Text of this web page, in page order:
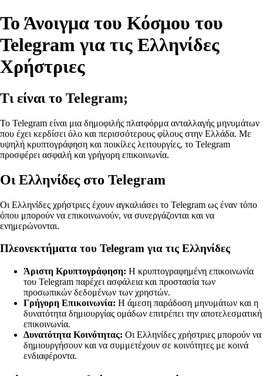
Το Άνοιγμα του Κόσμου του
Telegram για τις Ελληνίδες
Χρήστριες
Τι είναι το Telegram;
Το Telegram είναι μια δημοφιλής πλατφόρμα ανταλλαγής μηνυμάτων
που έχει κερδίσει όλο και περισσότερους φίλους στην Ελλάδα. Με
υψηλή κρυπτογράφηση και ποικίλες λειτουργίες, το Telegram
προσφέρει ασφαλή και γρήγορη επικοινωνία.
Οι Ελληνίδες στο Telegram
Οι Ελληνίδες χρήστριες έχουν αγκαλιάσει το Telegram ως έναν τόπο
όπου μπορούν να επικοινωνούν, να συνεργάζονται και να
ενημερώνονται.
Πλεονεκτήματα του Telegram για τις Ελληνίδες
Άριστη Κρυπτογράφηση: Η κρυπτογραφημένη επικοινωνία
του Telegram παρέχει ασφάλεια και προστασία των
προσωπικών δεδομένων των χρηστών.
Γρήγορη Επικοινωνία: Η άμεση παράδοση μηνυμάτων και η
δυνατότητα δημιουργίας ομάδων επιτρέπει την αποτελεσματική
επικοινωνία.
Δυνατότητα Κοινότητας: Οι Ελληνίδες χρήστριες μπορούν να
δημιουργήσουν και να συμμετέχουν σε κοινότητες με κοινά
ενδιαφέροντα.